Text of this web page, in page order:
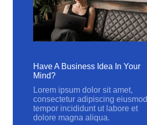
Have A Business Idea In Your
Mind?
Lorem ipsum dolor sit amet,
consectetur adipiscing eiusmod
tempor incididunt ut labore et
dolore magna aliqua.